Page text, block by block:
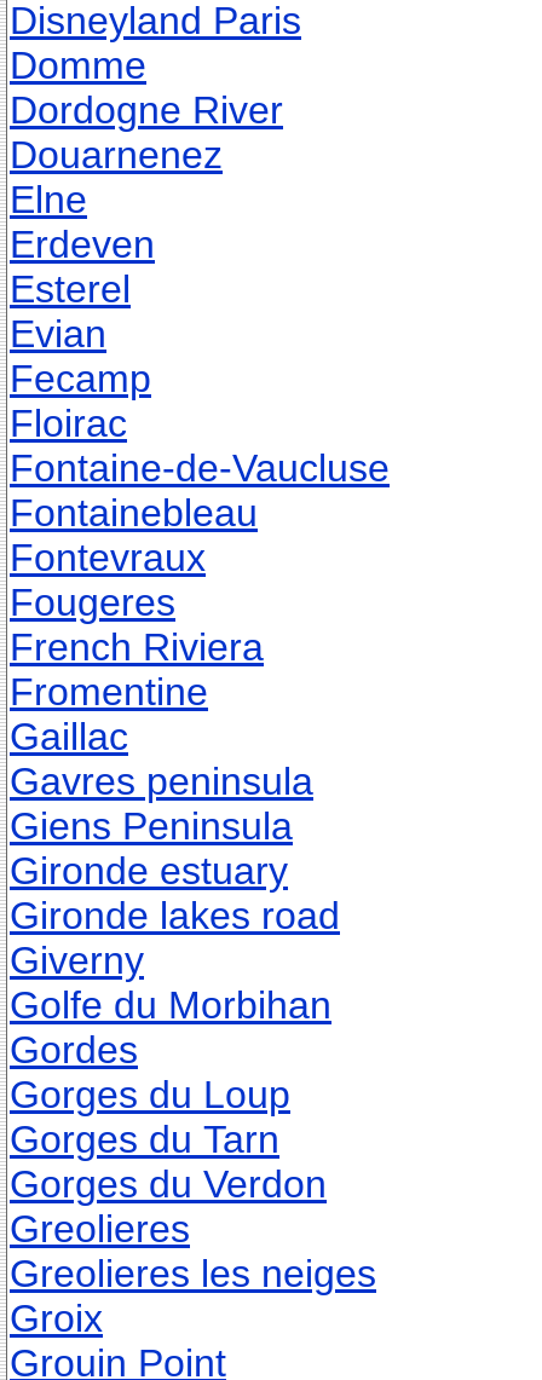
Disneyland Paris
Domme
Dordogne River
Douarnenez
Elne
Erdeven
Esterel
Evian
Fecamp
Floirac
Fontaine-de-Vaucluse
Fontainebleau
Fontevraux
Fougeres
French Riviera
Fromentine
Gaillac
Gavres peninsula
Giens Peninsula
Gironde estuary
Gironde lakes road
Giverny
Golfe du Morbihan
Gordes
Gorges du Loup
Gorges du Tarn
Gorges du Verdon
Greolieres
Greolieres les neiges
Groix
Grouin Point